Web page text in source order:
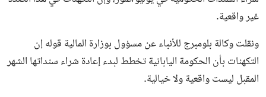
غير واقعية.
ونقلت وكالة بلومبرج للأنباء عن مسؤول بوزارة المالية قوله إن
التكهنات بأن الحكومة اليابانية تخطط لبدء إعادة شراء سنداتها الشهر
المقبل ليست واقعية ولا خيالية.